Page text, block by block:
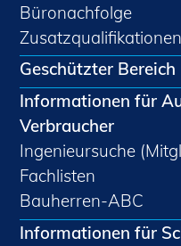
Büronachfolge
Zusatzqualifikationen
Geschützter Bereich
Informationen für
Verbraucher
Ingenieursuche
Fachlisten
Bauherren-ABC
Informationen für